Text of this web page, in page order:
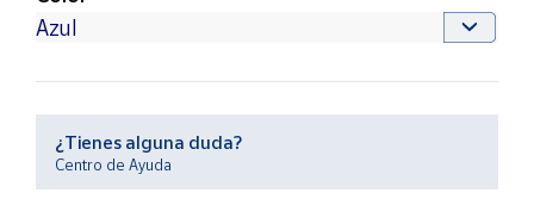
Solidarios
Centro
de ayuda
¿Tienes alguna duda?
Centro de Ayuda